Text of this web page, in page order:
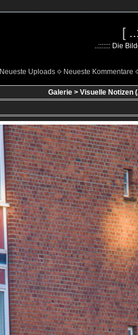
[
..::::::: Die
Neueste Uploads Neueste Kommentare
Galerie> Visuelle Notizen